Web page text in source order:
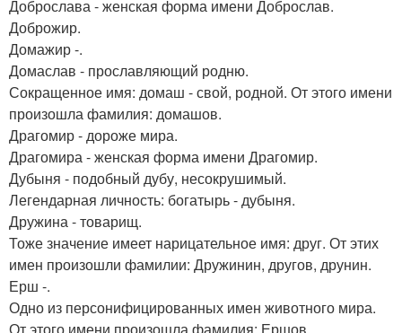
Доброслава - женская форма имени Доброслав.
Доброжир.
Домажир -.
Домаслав - прославляющий родню.
Сокращенное имя: домаш - свой, родной. От этого имени
произошла фамилия: домашов.
Драгомир - дороже мира.
Драгомира - женская форма имени Драгомир.
Дубыня - подобный дубу, несокрушимый.
Легендарная личность: богатырь - дубыня.
Дружина - товарищ.
Тоже значение имеет нарицательное имя: друг. От этих
имен произошли фамилии: Дружинин, другов, друнин.
Ерш -.
Одно из персонифицированных имен животного мира.